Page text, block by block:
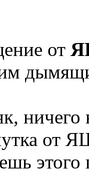
от
ничего
от
этого